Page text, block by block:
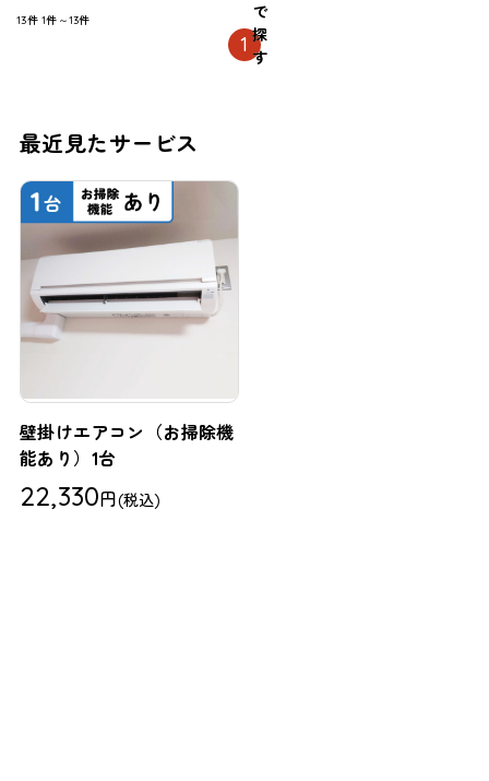
で
探
す
13件 1件～13件
1
最近見たサービス
壁掛けエアコン（お掃除機
能あり）1台
22,330円(税込)